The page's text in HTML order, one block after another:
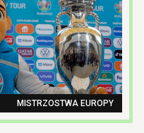
MISTRZOSTWA EUROPY